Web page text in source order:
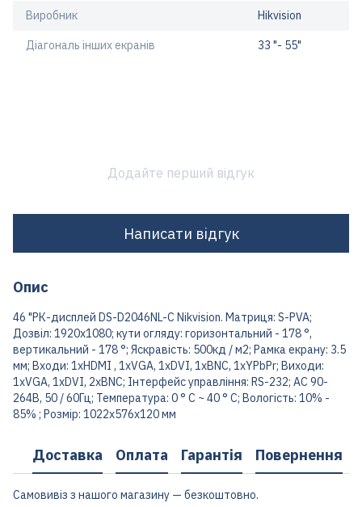
Виробник Hikvision
Діагональ інших екранів 33 "- 55"
Додайте перший відгук
Написати відгук
Опис
46 "РК-дисплей DS-D2046NL-C Nikvision. Матриця: S-PVA;
Дозвіл: 1920x1080; кути огляду: горизонтальний - 178 °,
вертикальний - 178 °; Яскравість: 500кд / м2; Рамка екрану: 3.5
мм; Входи: 1хHDMI , 1хVGA, 1хDVI, 1хBNC, 1хYPbPr; Виходи:
1хVGA, 1хDVI, 2хBNC; Інтерфейс управління: RS-232; АС 90-
264В, 50 / 60Гц; Температура: 0 ° C ~ 40 ° C; Вологість: 10% -
85% ; Розмір: 1022x576х120 мм
Доставка Оплата Гарантія Повернення
Самовивіз з нашого магазину — безкоштовно.